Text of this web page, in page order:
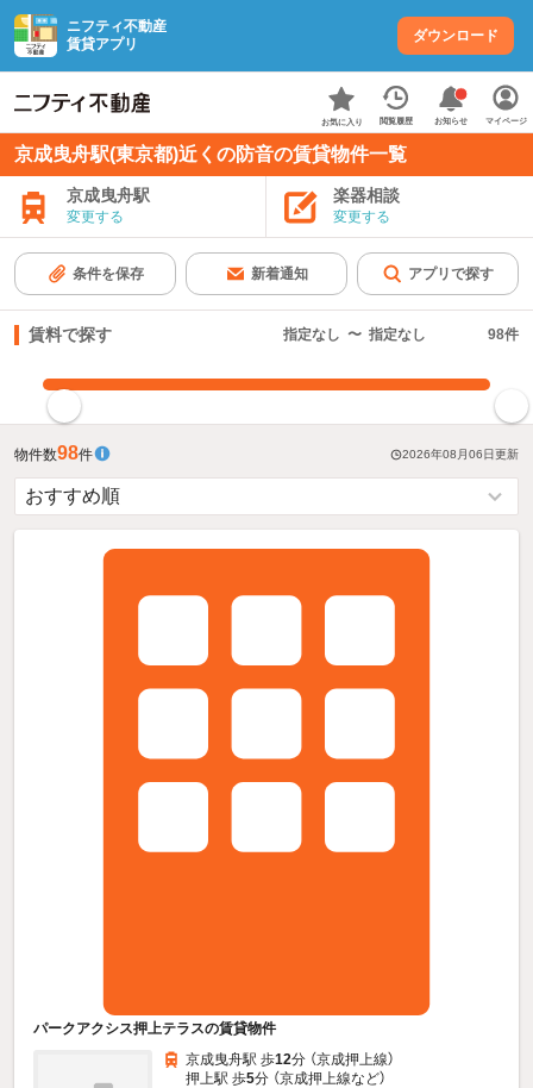
ニフティ不動産
賃貸アプリ
ダウンロード
お気に入り 閲覧履歴 お知らせ マイページ
京成曳舟駅(東京都)近くの防音の賃貸物件一覧
京成曳舟駅
変更する
楽器相談
変更する
条件を保存 新着通知 アプリで探す
賃料で探す 指定なし 〜 指定なし 98件
物件数98件 2026年08月06日更新
パークアクシス押上テラスの賃貸物件
京成曳舟駅 歩12分 （京成押上線）
押上駅 歩5分 （京成押上線など）